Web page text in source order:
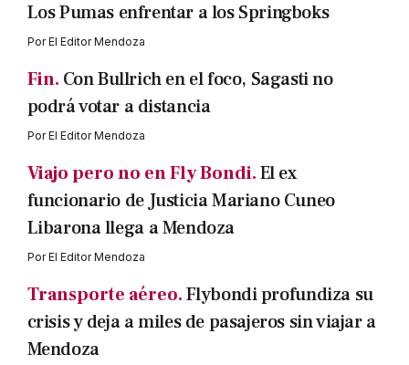
Los Pumas enfrentar a los Springboks
PorEl Editor Mendoza
Fin. Con Bullrich en el foco, Sagasti no
podrá votar a distancia
PorEl Editor Mendoza
Viajo pero no en Fly Bondi.El ex
funcionario de Justicia Mariano Cuneo
Libarona llega a Mendoza
PorEl Editor Mendoza
Transporte aéreo.Flybondi profundiza su
crisis y deja a miles de pasajeros sin viajar a
Mendoza